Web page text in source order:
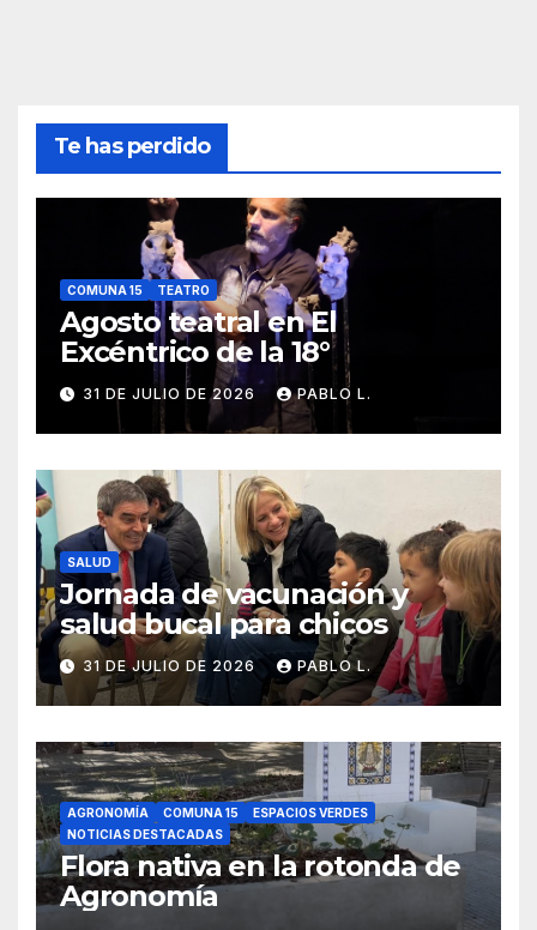
Te has perdido
COMUNA 15 TEATRO
Agosto teatral en El
Excéntrico de la 18°
31 DE JULIO DE 2026 PABLO L.
SALUD
Jornada de vacunación y
salud bucal para chicos
31 DE JULIO DE 2026 PABLO L.
AGRONOMÍA COMUNA 15
ESPACIOS VERDES
NOTICIAS DESTACADAS
Flora nativa en la rotonda de
Agronomía